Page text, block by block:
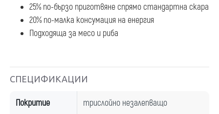
25% по-бързо приготвяне спрямо стандартна скара
20% по-малка консумация на енергия
Подходяща за месо и риба
СПЕЦИФИКАЦИИ
Покритие трислойно незалепващо